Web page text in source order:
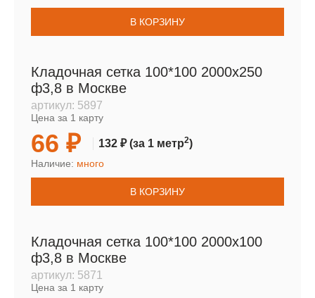
В КОРЗИНУ
Кладочная сетка 100*100 2000х250
ф3,8 в Москве
артикул: 5897
Цена за 1 карту
66 ₽ 132 ₽(за 1 метр2)
Наличие: много
В КОРЗИНУ
Кладочная сетка 100*100 2000х100
ф3,8 в Москве
артикул: 5871
Цена за 1 карту